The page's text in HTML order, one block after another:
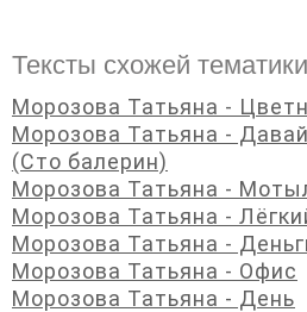
Тексты схожей тематики
Морозова Татьяна -
Морозова Татьяна -
(Сто балерин)
Морозова Татьяна -
Морозова Татьяна -
Морозова Татьяна -
Морозова Татьяна - Офис
Морозова Татьяна - День